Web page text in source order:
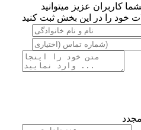
شما کاربران عزیز میتوانید
خود را در این بخش ثبت کنید